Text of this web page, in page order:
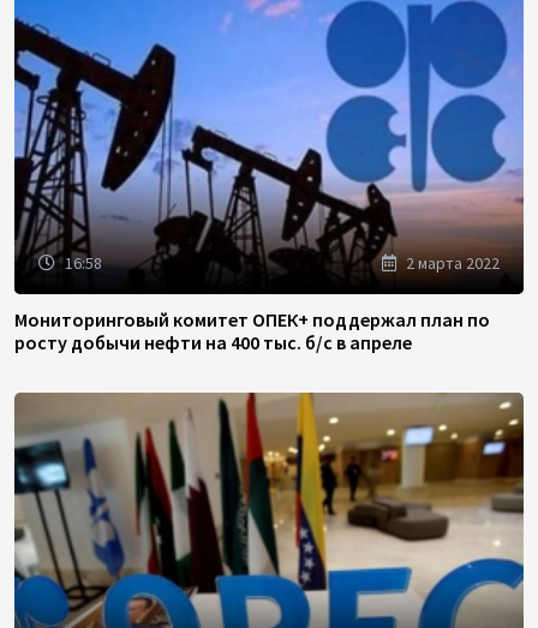
16:58 2 марта 2022
Мониторинговый комитет ОПЕК+ поддержал план по
росту добычи нефти на 400 тыс. б/с в апреле